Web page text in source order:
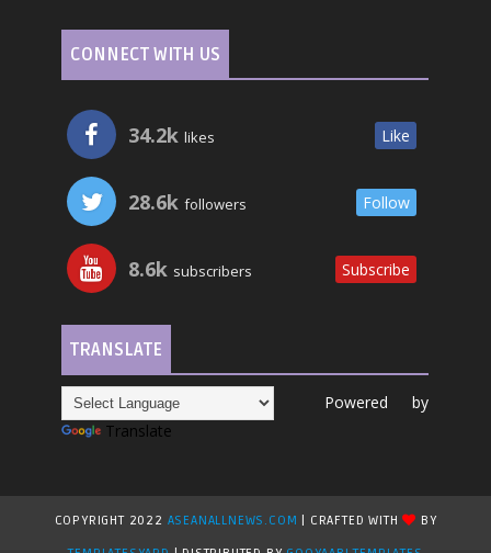
CONNECT WITH US
34.2k likes Like
28.6k followers Follow
8.6k subscribers Subscribe
TRANSLATE
Powered by
Translate
COPYRIGHT 2022 ASEANALLNEWS.COM | CRAFTED WITH
BY